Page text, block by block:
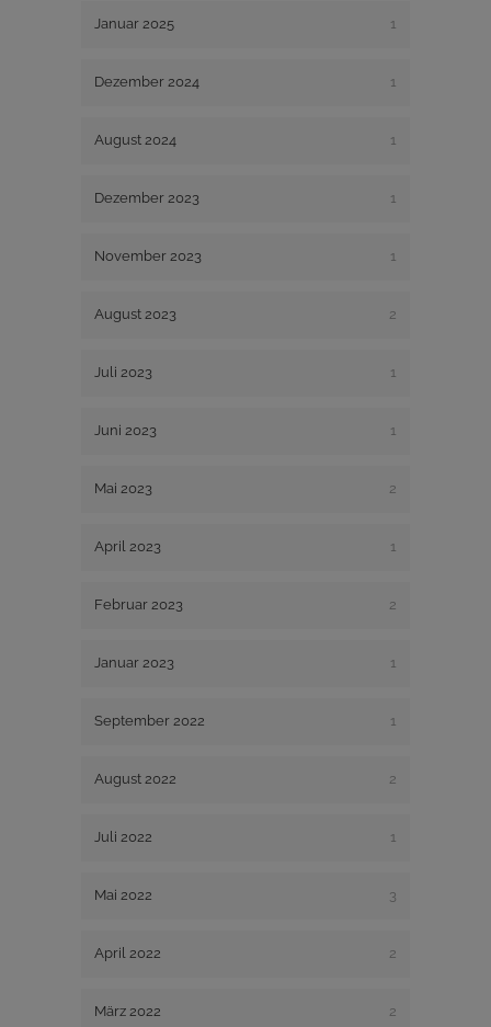
Januar 2025 1
Dezember 2024 1
August 2024 1
Dezember 2023 1
November 2023 1
August 2023 2
Juli 2023 1
Juni 2023 1
Mai 2023 2
April 2023 1
Februar 2023 2
Januar 2023 1
September 2022 1
August 2022 2
Juli 2022 1
Mai 2022 3
April 2022 2
März 2022 2